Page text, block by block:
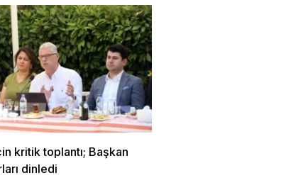
kritik toplantı; Başkan
dinledi